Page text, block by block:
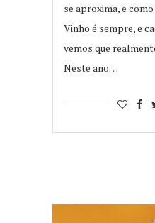
se aproxima, e
Vinho é sempre, e
vemos que
Neste ano…